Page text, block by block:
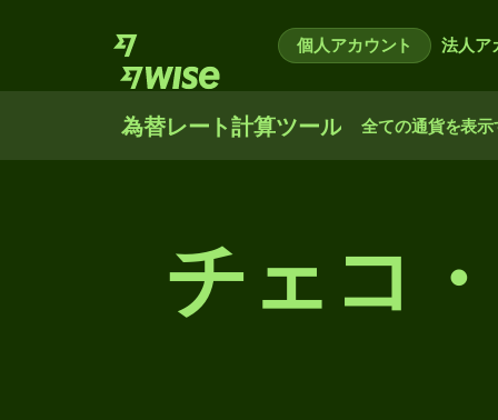
個人アカウント 法人ア
為替レート計算ツール 全ての通貨を表示
チェコ